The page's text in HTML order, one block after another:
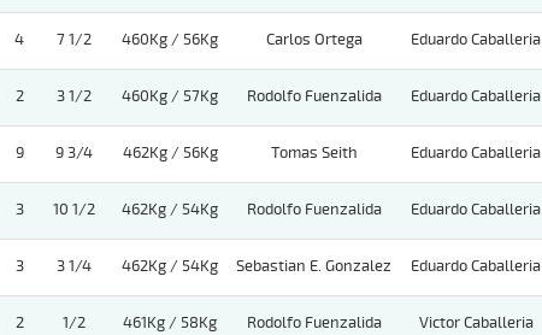
4 7 1/2 460Kg / 56Kg Carlos Ortega Eduardo Caballeria
2 3 1/2 460Kg / 57Kg Rodolfo Fuenzalida Eduardo Caballeria
9 9 3/4 462Kg / 56Kg Tomas Seith Eduardo Caballeria
3 10 1/2 462Kg / 54Kg Rodolfo Fuenzalida Eduardo Caballeria
3 3 1/4 462Kg / 54Kg Sebastian E. Gonzalez Eduardo Caballeria
2 1/2 461Kg / 58Kg Rodolfo Fuenzalida Victor Caballeria